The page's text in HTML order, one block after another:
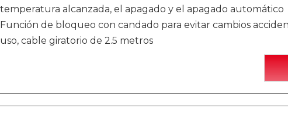
temperatura alcanzada, el apagado y el apagado automático
Función de bloqueo con candado para evitar cambios
uso, cable giratorio de 2.5 metros